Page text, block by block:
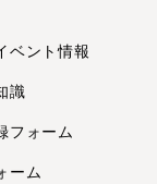
ベント情報
識
フォーム
ーム